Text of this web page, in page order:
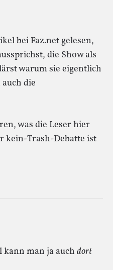
bei Faz.net gelesen,
die Show als
warum sie eigentlich
die
was die Leser hier
kein-Trash-Debatte ist
man ja auch dort